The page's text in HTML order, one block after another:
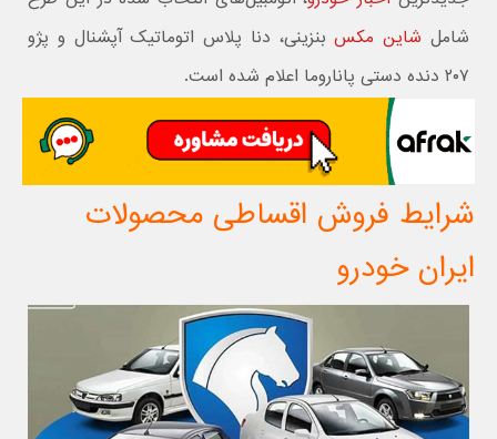
شامل شاین مکسبنزینی، دنا پلاس اتوماتیک آپشنال و پژو
۲۰۷ دنده دستی پاناروما اعلام شده است.
شرایط فروش اقساطی محصولات
ایران‌ خودرو